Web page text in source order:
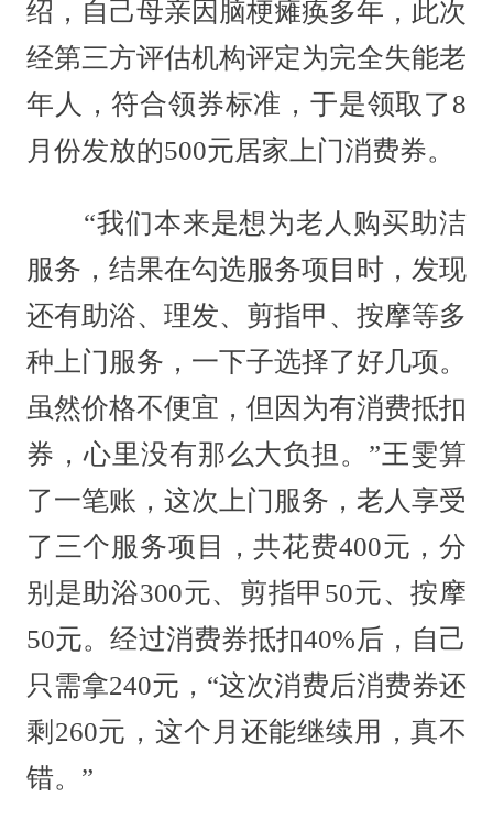
绍，自己母亲因脑梗瘫痪多年，此次
经第三方评估机构评定为完全失能老
年人，符合领券标准，于是领取了8
月份发放的500元居家上门消费券。
“我们本来是想为老人购买助洁
服务，结果在勾选服务项目时，发现
还有助浴、理发、剪指甲、按摩等多
种上门服务，一下子选择了好几项。
虽然价格不便宜，但因为有消费抵扣
券，心里没有那么大负担。”王雯算
了一笔账，这次上门服务，老人享受
了三个服务项目，共花费400元，分
别是助浴300元、剪指甲50元、按摩
50元。经过消费券抵扣40%后，自己
只需拿240元，“这次消费后消费券还
剩260元，这个月还能继续用，真不
错。”